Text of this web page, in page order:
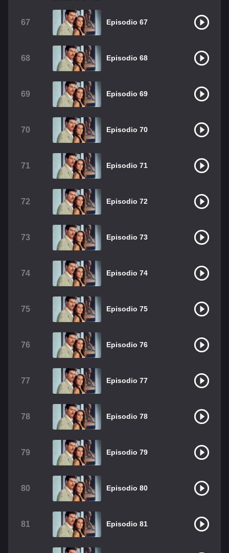
67 Episodio 67
68 Episodio 68
69 Episodio 69
70 Episodio 70
71 Episodio 71
72 Episodio 72
73 Episodio 73
74 Episodio 74
75 Episodio 75
76 Episodio 76
77 Episodio 77
78 Episodio 78
79 Episodio 79
80 Episodio 80
81 Episodio 81